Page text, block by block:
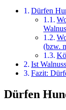
Dürfen
(bzw.
Ist
Fazit:
Dürfen